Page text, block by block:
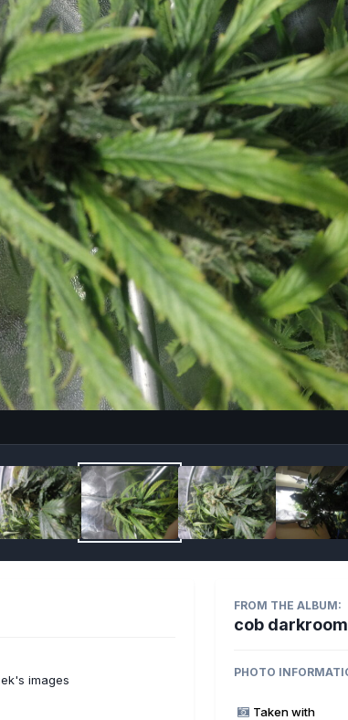
images
FROM THE ALBUM:
cob darkroom
PHOTO
Taken with